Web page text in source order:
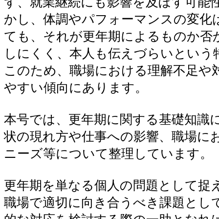
かし、体調やパフォーマンスの変化
ても、それが更年期によるものか否
しにくく、本人も伝えづらいという
このため、職場における理解不足や
やすい傾向にあります。
本号では、更年期に関する基礎知識
状の現れ方や仕事への影響、職場に
ニーズ等について整理しています。
更年期を単なる個人の問題として捉
職場で適切に向き合うべき課題とし